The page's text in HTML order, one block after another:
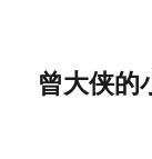
曾大侠的